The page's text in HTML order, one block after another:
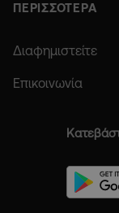
ΠΕΡΙΣΣΟΤΕΡΑ
Διαφημιστείτε
Επικοινωνία